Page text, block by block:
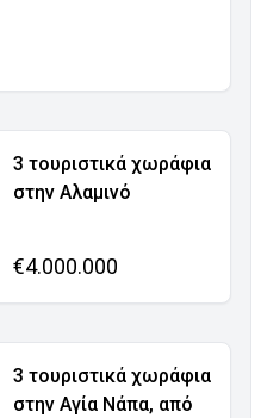
3 τουριστικά χωράφια
στην Αλαμινό
€4.000.000
3 τουριστικά χωράφια
στην Αγία Νάπα, από